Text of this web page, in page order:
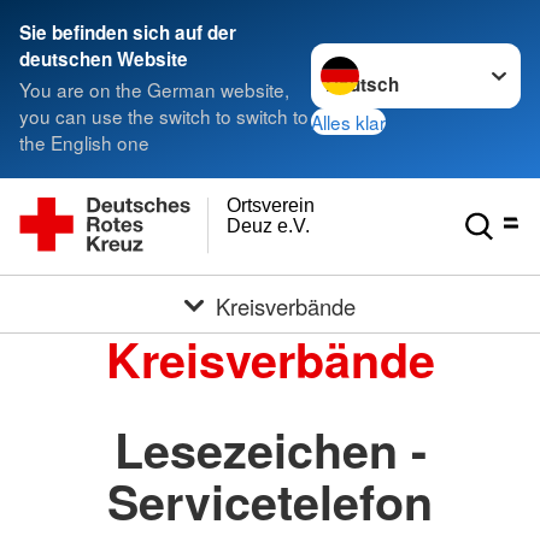
Sie befinden sich auf der
deutschen Website
You are on the German website,
you can use the switch to switch to
the English one
Sprache wechseln zu
Alles klar
Deuz e.V.
Ortsverein
Kreisverbände
Kreisverbände
Lesezeichen -
Servicetelefon